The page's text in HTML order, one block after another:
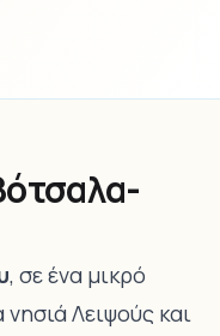
, σε ένα μικρό
Λειψούς και